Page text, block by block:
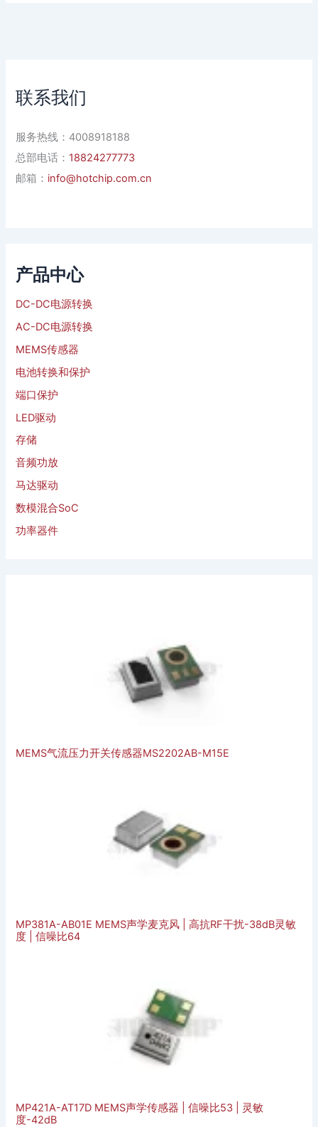
联系我们
服务热线：4008918188
总部电话：18824277773
邮箱： info@hotchip.com.cn
产品中心
DC-DC电源转换
AC-DC电源转换
MEMS传感器
电池转换和保护
端口保护
LED驱动
存储
音频功放
马达驱动
数模混合SoC
功率器件
MEMS气流压力开关传感器MS2202AB-M15E
MP381A-AB01E MEMS声学麦克风 | 高抗RF干扰-38dB灵敏
度 | 信噪比64
MP421A-AT17D MEMS声学传感器 | 信噪比53 | 灵敏
度-42dB